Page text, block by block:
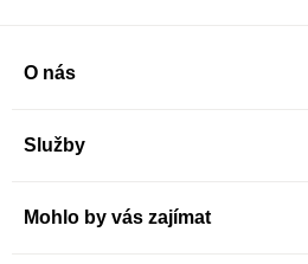
O nás
Služby
Mohlo by vás zajímat